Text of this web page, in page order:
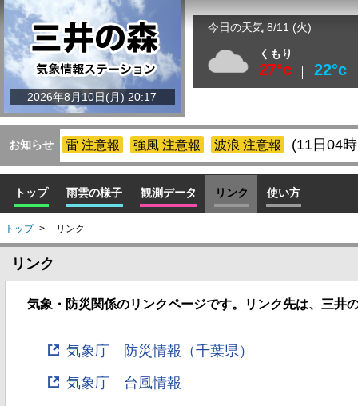
2026年8月10日(月) 20:17
今日の天気 8/11 (火)
くもり
27°c 22°c
お知らせ 雷 注意報 強風 注意報 波浪 注意報 (11日04
トップ 雨雲の様子 観測データ リンク 使い方
トップ > リンク
リンク
気象・防災関係のリンクページです。リンク先は、三井
気象庁 防災情報（千葉県）
気象庁 台風情報